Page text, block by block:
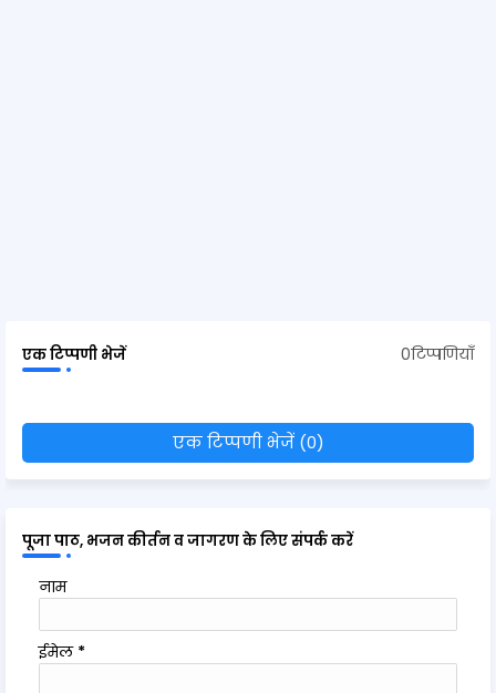
एक टिप्पणी भेजें 0टिप्पणियाँ
एक टिप्पणी भेजें (0)
पूजा पाठ, भजन कीर्तन व जागरण के लिए संपर्क करें
नाम
ईमेल *